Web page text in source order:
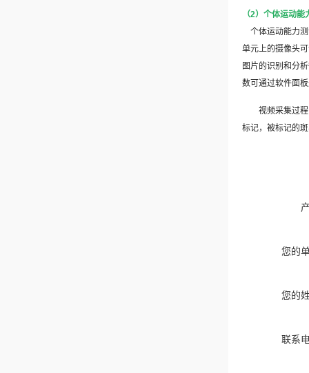
（2）个体运动能
个体运动能力
单元上的摄像头
图片的识别和分
数可通过软件面
视频采集过
标记，被标记的
您的
您的
联系